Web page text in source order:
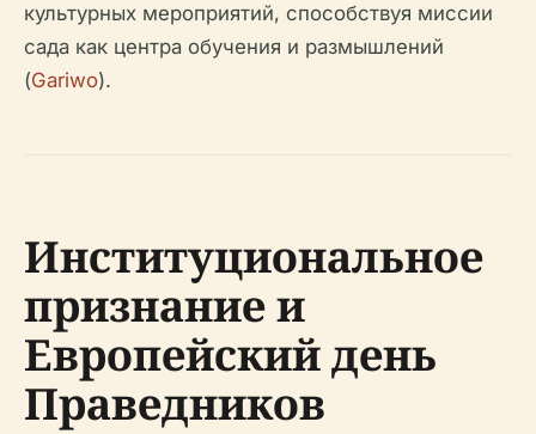
культурных мероприятий, способствуя миссии
сада как центра обучения и размышлений
(Gariwo).
Институциональное
признание и
Европейский день
Праведников